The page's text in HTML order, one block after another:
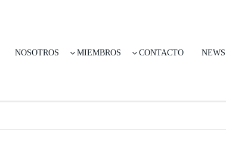
NOSOTROS MIEMBROS CONTACTO NEWS